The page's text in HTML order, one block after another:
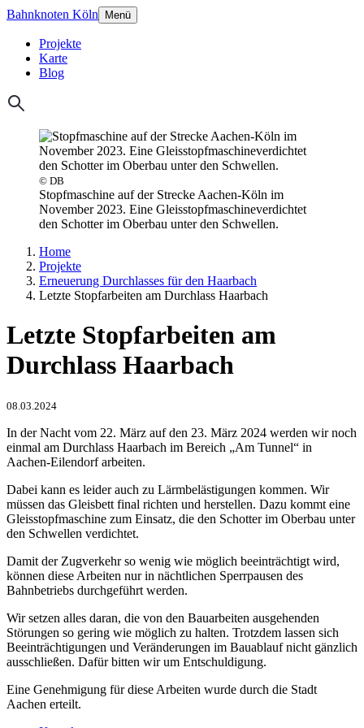
Bahnknoten Köln Menü
Projekte
Karte
Blog
© DB
Stopfmaschine auf der Strecke Aachen-Köln im
November 2023. Eine Gleisstopfmaschineverdichtet
den Schotter im Oberbau unter den Schwellen.
Home
Projekte
Erneuerung Durchlasses für den Haarbach
Letzte Stopfarbeiten am Durchlass Haarbach
Letzte Stopfarbeiten am
Durchlass Haarbach
08.03.2024
In der Nacht vom 22. März auf den 23. März 2024 werden wir noch
einmal am Durchlass Haarbach im Bereich „Am Tunnel“ in
Aachen-Eilendorf arbeiten.
Dabei kann es leider auch zu Lärmbelästigungen kommen. Wir
müssen das Gleisbett final richten und herstellen. Dazu kommt eine
Gleisstopfmaschine zum Einsatz, die den Schotter im Oberbau unter
den Schwellen verdichtet.
Damit der Zugverkehr so wenig wie möglich beeinträchtigt wird,
können diese Arbeiten nur in nächtlichen Sperrpausen des
Bahnbetriebs durchgeführt werden.
Wir setzen alles daran, die von den Bauarbeiten ausgehenden
Störungen so gering wie möglich zu halten. Trotzdem lassen sich
Beeinträchtigungen und Veränderungen im Bauablauf nicht gänzlich
ausschließen. Dafür bitten wir um Entschuldigung.
Eine Genehmigung für diese Arbeiten wurde durch die Stadt
Aachen erteilt.